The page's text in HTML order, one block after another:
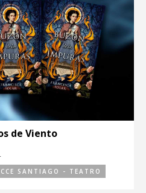
de Viento
CCE SANTIAGO - TEATRO